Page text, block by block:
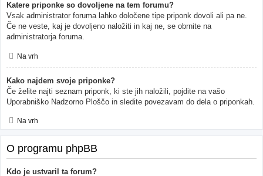
Katere priponke so dovoljene na tem forumu?
Vsak administrator foruma lahko določene tipe priponk dovoli ali pa ne.
Če ne veste, kaj je dovoljeno naložiti in kaj ne, se obrnite na
administratorja foruma.
Na vrh
Kako najdem svoje priponke?
Če želite najti seznam priponk, ki ste jih naložili, pojdite na vašo
Uporabniško Nadzorno Ploščo in sledite povezavam do dela o priponkah.
Na vrh
O programu phpBB
Kdo je ustvaril ta forum?